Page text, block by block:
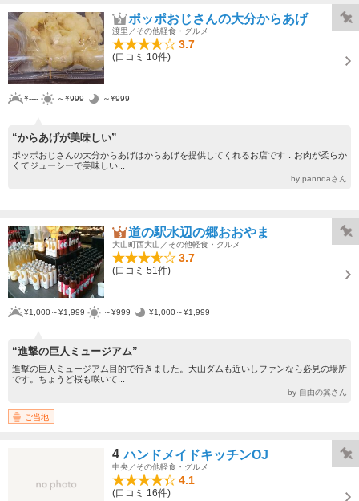
ポッポおじさんの大分からあげ
渡里／その他軽食・グルメ
3.7
(口コミ 10件)
¥---- ～¥999 ～¥999
“からあげが美味しい”
ポッポおじさんの大分からあげはからあげを提供してくれるお店です．お肉が柔らか
くてジューシーで美味しい...
by panndaさん
道の駅水辺の郷おおやま
大山町西大山／その他軽食・グルメ
3.7
(口コミ 51件)
¥1,000～¥1,999 ～¥999 ¥1,000～¥1,999
“進撃の巨人ミュージアム”
進撃の巨人ミュージアム目的で行きました。大山ダムも近いしファンなら必見の場所
です。ちょうど桜も咲いて...
by 自由の翼さん
ご当地
4 ハンドメイドキッチンOJ
中央／その他軽食・グルメ
4.1
(口コミ 16件)